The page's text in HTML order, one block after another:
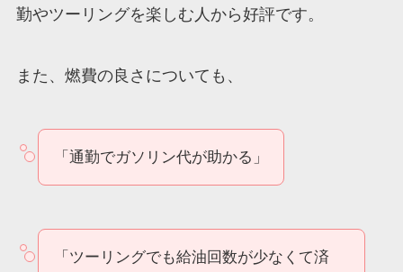
勤やツーリングを楽しむ人から好評です。
また、燃費の良さについても、
「通勤でガソリン代が助かる」
「ツーリングでも給油回数が少なくて済